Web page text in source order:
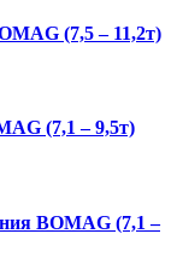
(7,5 – 11,2т)
(7,1 – 9,5т)
BOMAG (7,1 –